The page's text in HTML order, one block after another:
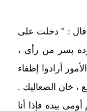
قال : " دخلت على
بسر من رأى ،
أرادوا إطفاء
، خان الصعاليك .
بيده فإذا أنا